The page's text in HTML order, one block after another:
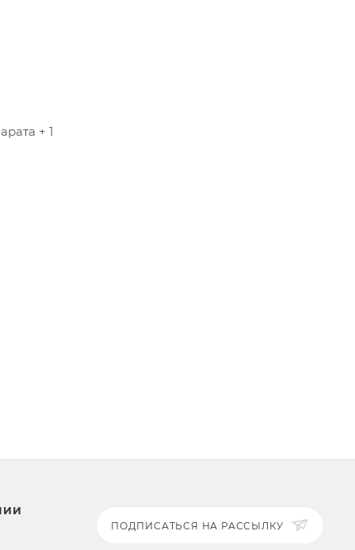
+ 1
ПОДПИСАТЬСЯ НА РАССЫЛКУ